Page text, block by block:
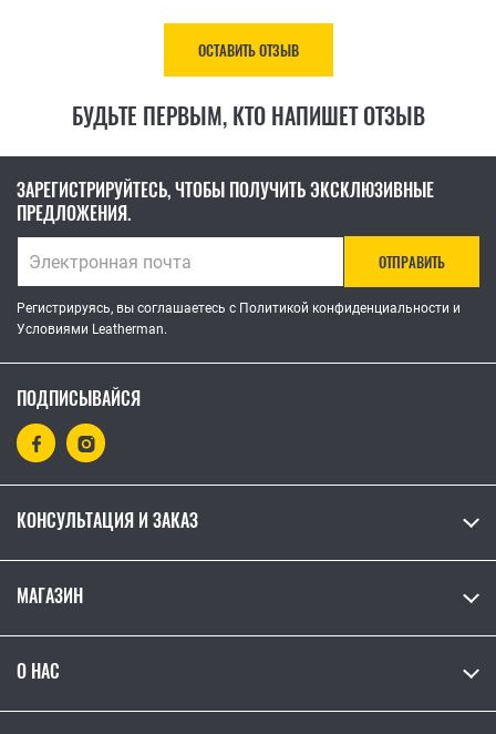
ОСТАВИТЬ ОТЗЫВ
БУДЬТЕ ПЕРВЫМ, КТО НАПИШЕТ ОТЗЫВ
ЗАРЕГИСТРИРУЙТЕСЬ, ЧТОБЫ ПОЛУЧИТЬ ЭКСКЛЮЗИВНЫЕ
ПРЕДЛОЖЕНИЯ.
ОТПРАВИТЬ
Регистрируясь, вы соглашаетесь с Политикой конфиденциальности и
Условиями Leatherman.
ПОДПИСЫВАЙСЯ
КОНСУЛЬТАЦИЯ И ЗАКАЗ
МАГАЗИН
О НАС